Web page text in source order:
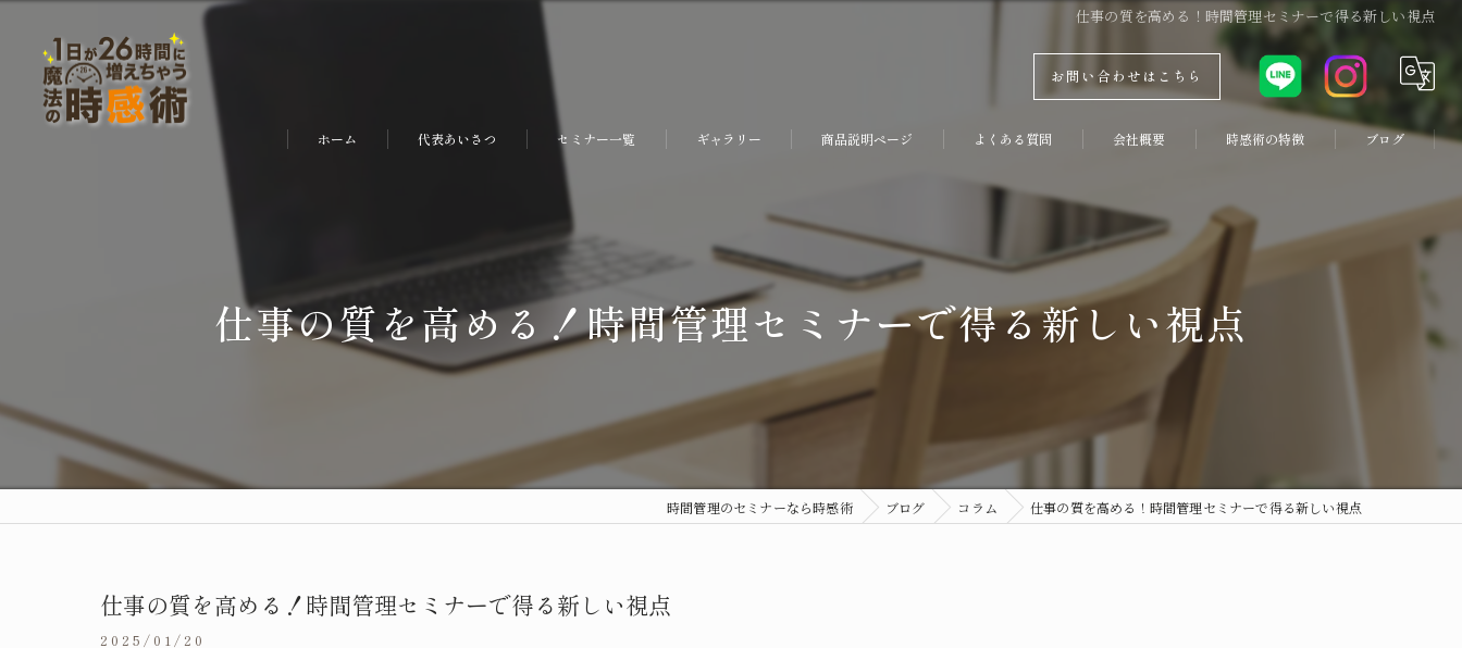
仕事の質を高める！時間管理セミナーで得る新しい視点
お問い合わせはこちら
ホーム 代表あいさつ セミナー一覧 ギャラリー 商品説明ページ よくある質問 会社概要
コンセプト
時感術の特徴
副業
優先順位
ブログ
仕事の質を高める！時間管理セミナーで得る新しい視点
時間管理のセミナーなら時感術 ブログ コラム 仕事の質を高める！時間管理セミナーで得る新しい視点
仕事の質を高める！時間管理セミナーで得る新しい視点
2025/01/20